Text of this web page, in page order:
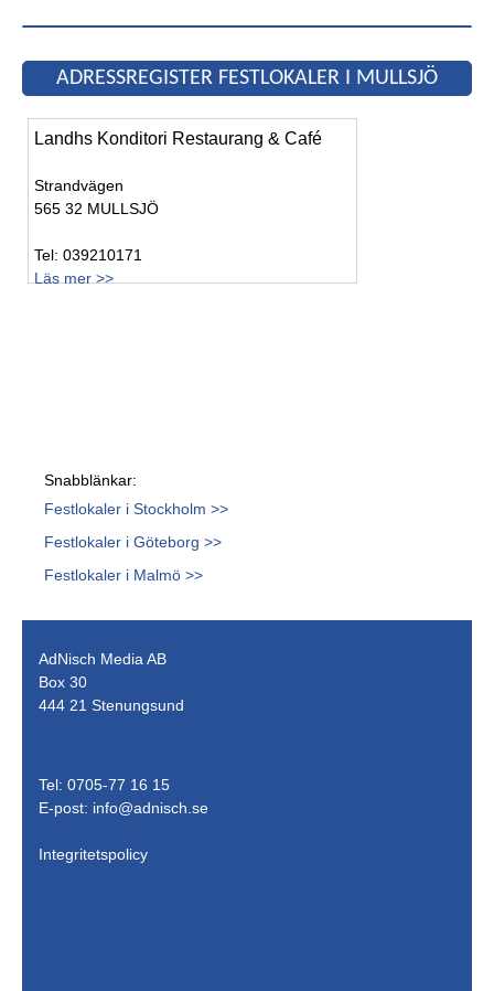
ADRESSREGISTER FESTLOKALER I MULLSJÖ
Landhs Konditori Restaurang & Café
Strandvägen
565 32 MULLSJÖ
Tel: 039210171
Läs mer >>
Snabblänkar:
Festlokaler i Stockholm >>
Festlokaler i Göteborg >>
Festlokaler i Malmö >>
AdNisch Media AB
Box 30
444 21 Stenungsund
Tel: 0705-77 16 15
E-post: info@adnisch.se
Integritetspolicy